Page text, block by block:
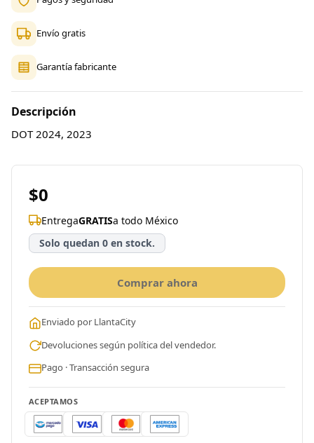
Envío gratis
Garantía fabricante
Descripción
DOT 2024, 2023
$0
EntregaGRATISa todo México
Solo quedan 0 en stock.
Comprar ahora
Enviado por LlantaCity
Devoluciones según política del vendedor.
Pago · Transacción segura
ACEPTAMOS